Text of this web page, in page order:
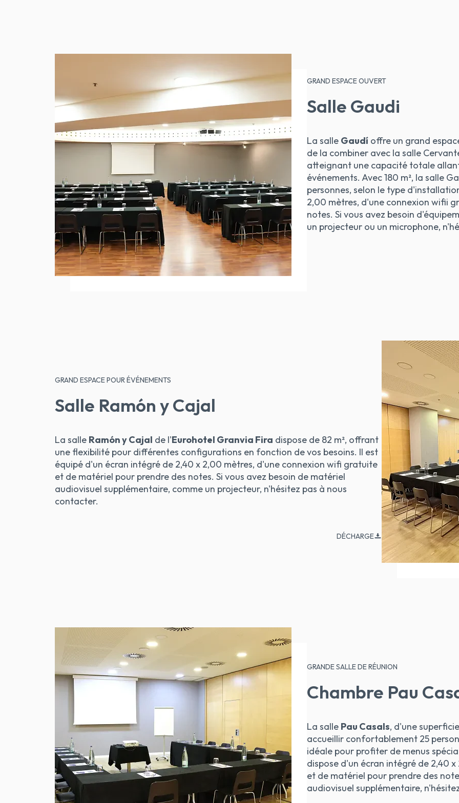
GRAND ESPACE OUVERT
Salle Gaudi
La salle Gaudí offre un grand
de la combiner avec la salle
atteignant une capacité totale
événements. Avec 180 m², la salle
personnes, selon le type
2,00 mètres, d'une connexion wifii
notes. Si vous avez besoin
un projecteur ou un microphone,
GRAND ESPACE POUR ÉVÉNEMENTS
Salle Ramón y Cajal
La salle Ramón y Cajal de l'Eurohotel Granvia Fira dispose de 82 m², offrant
une flexibilité pour différentes configurations en fonction de vos besoins. Il est
équipé d'un écran intégré de 2,40 x 2,00 mètres, d'une connexion wifi gratuite
et de matériel pour prendre des notes. Si vous avez besoin de matériel
audiovisuel supplémentaire, comme un projecteur, n'hésitez pas à nous
contacter.
DÉCHARGE
GRANDE SALLE DE RÉUNION
Chambre Pau
La salle Pau Casals, d'une
accueillir confortablement 25
idéale pour profiter de menus
dispose d'un écran intégré de 2,40
et de matériel pour prendre des
audiovisuel supplémentaire,